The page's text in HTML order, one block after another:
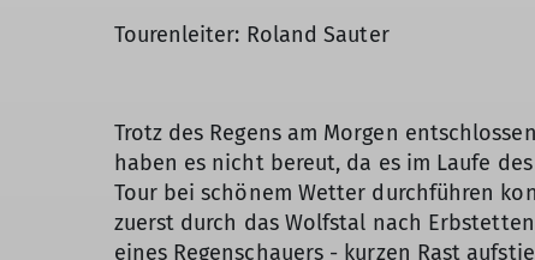
Tourenleiter: Roland Sauter
Trotz des Regens am Morgen
haben es nicht bereut, da es im Laufe
Tour bei schönem Wetter durchführen
zuerst durch das Wolfstal nach
eines Regenschauers - kurzen Rast